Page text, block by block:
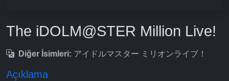
The iDOLM@STER Million Live!
Diğer İsimleri: アイドルマスター ミリオンライブ！
Açıklama